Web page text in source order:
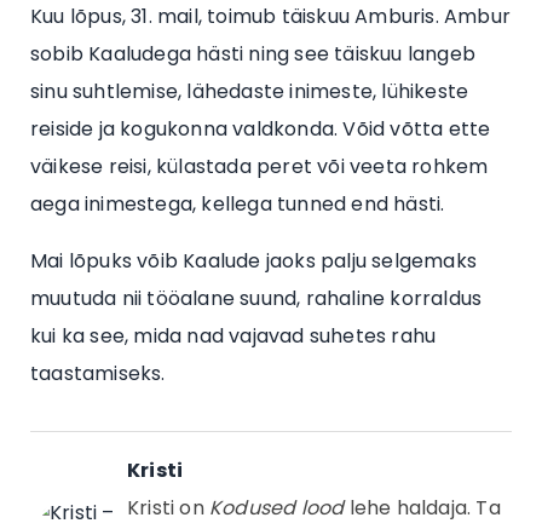
Kuu lõpus, 31. mail, toimub täiskuu Amburis. Ambur
sobib Kaaludega hästi ning see täiskuu langeb
sinu suhtlemise, lähedaste inimeste, lühikeste
reiside ja kogukonna valdkonda. Võid võtta ette
väikese reisi, külastada peret või veeta rohkem
aega inimestega, kellega tunned end hästi.
Mai lõpuks võib Kaalude jaoks palju selgemaks
muutuda nii tööalane suund, rahaline korraldus
kui ka see, mida nad vajavad suhetes rahu
taastamiseks.
Kristi
Kristi on Kodused loodlehe haldaja. Ta